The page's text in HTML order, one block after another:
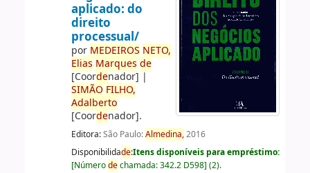
aplicado: do
direito
processual/
por MEDEIROS NETO,
Elias Marques de
[Coordenador] |
SIMÃO FILHO,
Adalberto
[Coordenador].
Editora:São Paulo:Almedina,2016
Disponibilidade:Itens disponíveis para empréstimo:
[Númerodechamada:342.2 D598] (2).